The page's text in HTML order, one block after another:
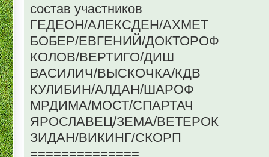
состав участников
ГЕДЕОН/АЛЕКСДЕН/АХМЕТ
БОБЕР/ЕВГЕНИЙ/ДОКТОРОФ
КОЛОВ/ВЕРТИГО/ДИШ
ВАСИЛИЧ/ВЫСКОЧКА/КДВ
КУЛИБИН/АЛДАН/ШАРОФ
МРДИМА/МОСТ/СПАРТАЧ
ЯРОСЛАВЕЦ/ЗЕМА/ВЕТЕРОК
ЗИДАН/ВИКИНГ/СКОРП
==============